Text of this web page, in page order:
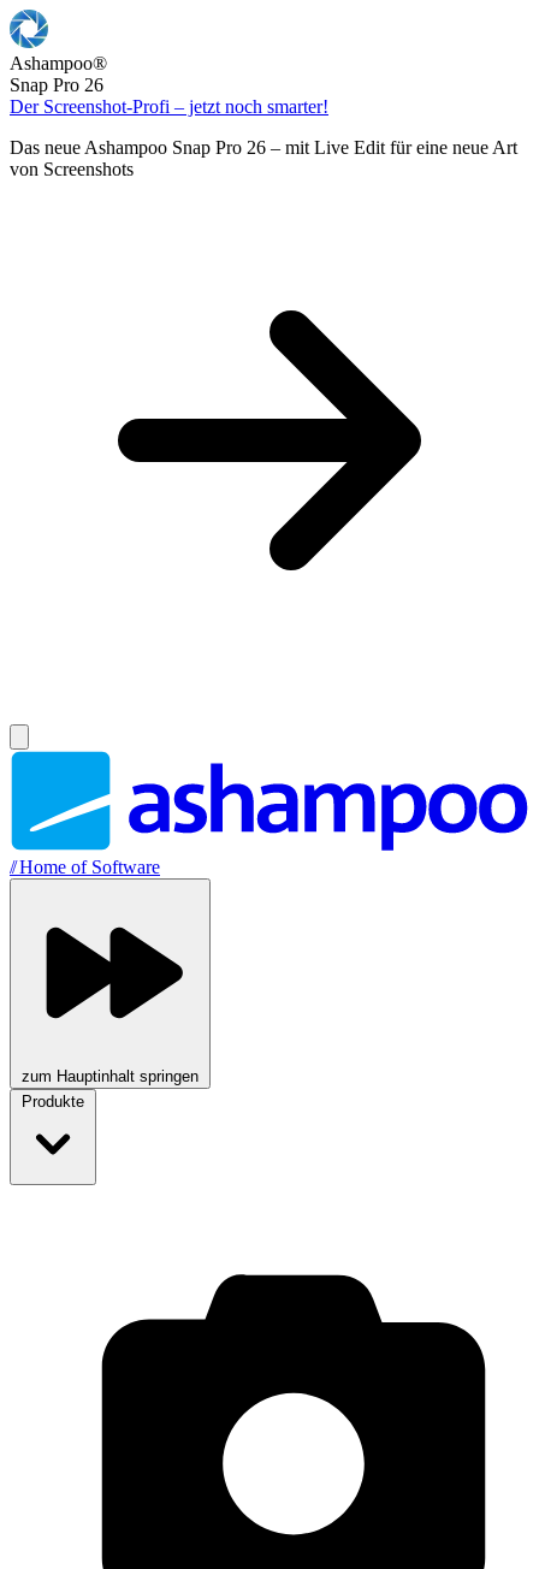
Ashampoo®
Snap Pro 26
Der Screenshot-Profi – jetzt noch smarter!
Das neue Ashampoo Snap Pro 26 – mit Live Edit für eine neue Art
von Screenshots
//Home of Software
zum Hauptinhalt springen
Produkte